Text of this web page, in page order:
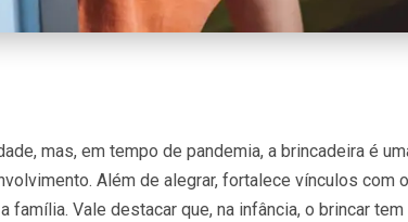
mas, em tempo de pandemia, a brincadeira é
Além de alegrar, fortalece vínculos com
Vale destacar que, na infância, o brincar tem